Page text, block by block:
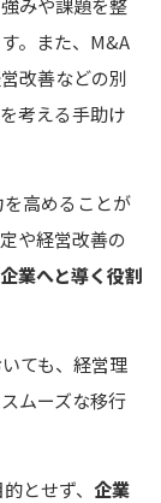
。また、M&A
改善などの別
考える手助け
高めることが
や経営改善の
業へと導く役割
ても、経営理
ムーズな移行
とせず、 企業